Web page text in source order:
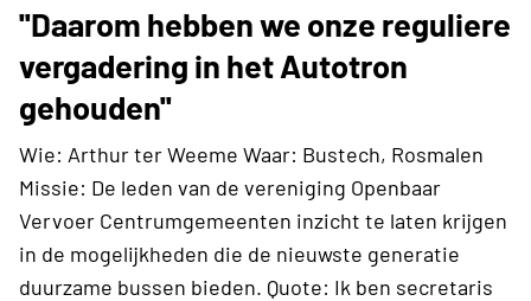
''Daarom hebben we onze reguliere
vergadering in het Autotron
gehouden''
Wie: Arthur ter Weeme Waar: Bustech, Rosmalen
Missie: De leden van de vereniging Openbaar
Vervoer Centrumgemeenten inzicht te laten krijgen
in de mogelijkheden die de nieuwste generatie
duurzame bussen bieden. Quote: Ik ben secretaris